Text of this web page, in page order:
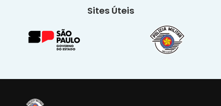
Sites Úteis